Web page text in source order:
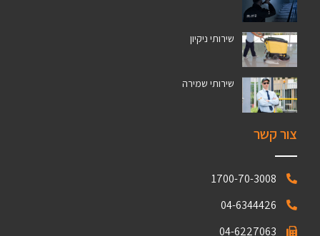
שירותי ניקיון
שירותי שמירה
צור קשר
1700-70-3008
04-6344426
04-6227063